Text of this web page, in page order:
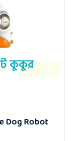
Dog Robot